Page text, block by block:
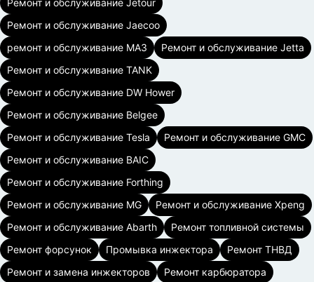
Ремонт и обслуживание Jaecoo
ремонт и обслуживание МАЗ
Ремонт и обслуживание Jetta
Ремонт и обслуживание TANK
Ремонт и обслуживание DW Hower
Ремонт и обслуживание Belgee
Ремонт и обслуживание Tesla
Ремонт и обслуживание GMC
Ремонт и обслуживание BAIC
Ремонт и обслуживание Forthing
Ремонт и обслуживание MG
Ремонт и обслуживание Xpeng
Ремонт и обслуживание Abarth
Ремонт топливной системы
Ремонт форсунок
Промывка инжектора
Ремонт ТНВД
Ремонт и замена инжекторов
Ремонт карбюратора